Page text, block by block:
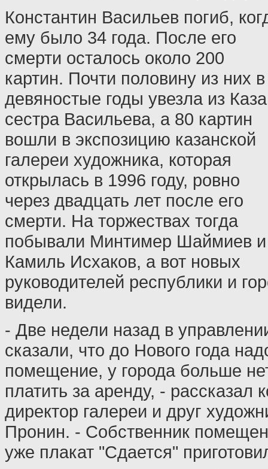
Константин Васильев погиб,
ему было 34 года. После его
смерти осталось около 200
картин. Почти половину из них в
девяностые годы увезла из
сестра Васильева, а 80 картин
вошли в экспозицию казанской
галереи художника, которая
открылась в 1996 году, ровно
через двадцать лет после его
смерти. На торжествах тогда
побывали Минтимер Шаймиев и
Камиль Исхаков, а вот новых
руководителей республики и
видели.
- Две недели назад в
сказали, что до Нового года
помещение, у города больше
платить за аренду, - рассказал
директор галереи и друг
Пронин. - Собственник
уже плакат "Сдается"